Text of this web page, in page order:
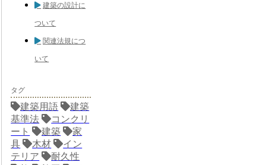
建築の設計に
ついて
関連法規につ
いて
タグ
建築用語
建築
基準法
コンクリ
ート
建築
家
具
木材
イン
テリア
耐久性